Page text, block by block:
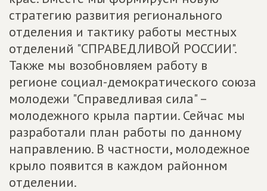
стратегию развития регионального
отделения и тактику работы местных
отделений "СПРАВЕДЛИВОЙ РОССИИ".
Также мы возобновляем работу в
регионе социал-демократического союза
молодежи "Справедливая сила" –
молодежного крыла партии. Сейчас мы
разработали план работы по данному
направлению. В частности, молодежное
крыло появится в каждом районном
отделении.